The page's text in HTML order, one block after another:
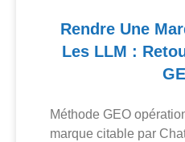
Rendre Une
Les LLM :
Méthode GEO
marque citable par